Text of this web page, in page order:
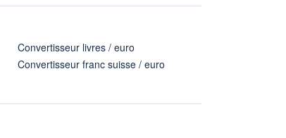
Convertisseur livres / euro
Convertisseur franc suisse / euro